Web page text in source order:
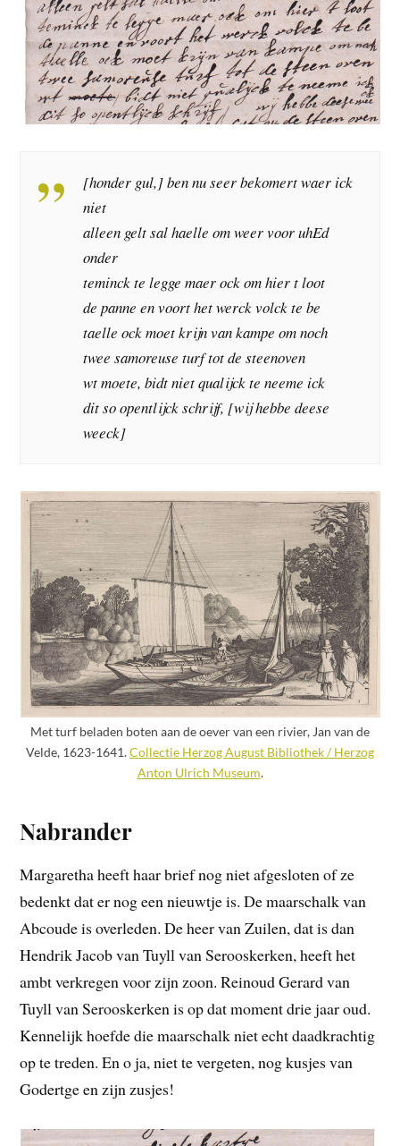
[honder gul,] ben nu seer bekomert waer ick
niet
alleen gelt sal haelle om weer voor uhEd
onder
teminck te legge maer ock om hier t loot
de panne en voort het werck volck te be
taelle ock moet krijn van kampe om noch
twee samoreuse turf tot de steenoven
wt moete, bidt niet qualijck te neeme ick
dit so opentlijck schrijf, [wij hebbe deese
weeck]
Met turf beladen boten aan de oever van een rivier, Jan van de
Velde, 1623-1641.Collectie Herzog August Bibliothek / Herzog
Anton Ulrich Museum.
Nabrander
Margaretha heeft haar brief nog niet afgesloten of ze
bedenkt dat er nog een nieuwtje is. De maarschalk van
Abcoude is overleden. De heer van Zuilen, dat is dan
Hendrik Jacob van Tuyll van Serooskerken, heeft het
ambt verkregen voor zijn zoon. Reinoud Gerard van
Tuyll van Serooskerken is op dat moment drie jaar oud.
Kennelijk hoefde die maarschalk niet echt daadkrachtig
op te treden. En o ja, niet te vergeten, nog kusjes van
Godertge en zijn zusjes!